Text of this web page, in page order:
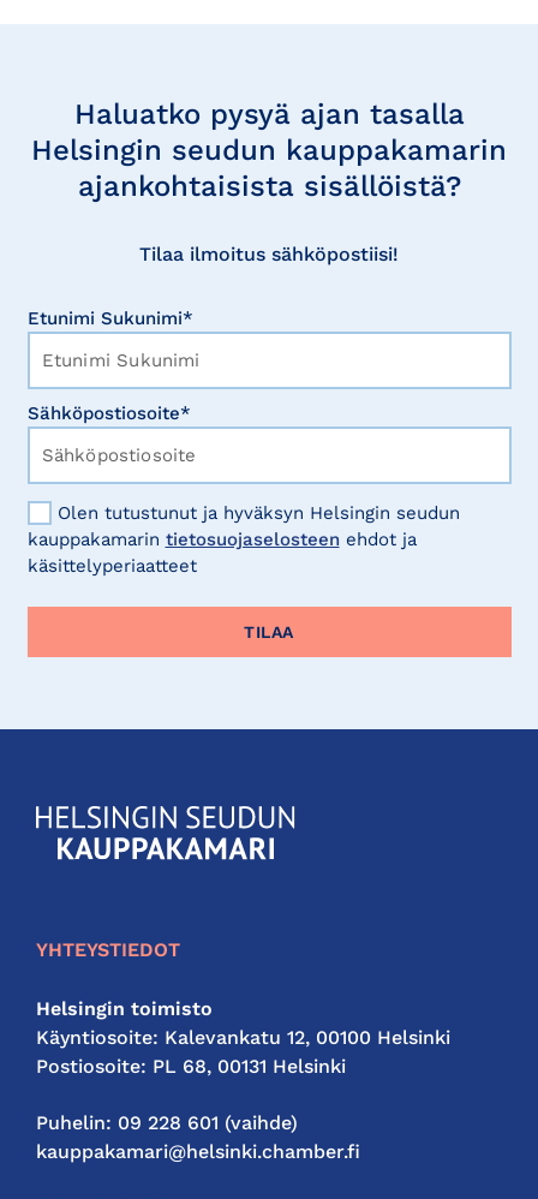
Haluatko pysyä ajan tasalla
Helsingin seudun kauppakamarin
ajankohtaisista sisällöistä?
Tilaa ilmoitus sähköpostiisi!
Etunimi Sukunimi*
Sähköpostiosoite*
Olen tutustunut ja hyväksyn Helsingin seudun
kauppakamarin tietosuojaselosteen ehdot ja
käsittelyperiaatteet
KauppakamariHelsingin
seudun
YHTEYSTIEDOT
Helsingin toimisto
Käyntiosoite: Kalevankatu 12, 00100 Helsinki
Postiosoite: PL 68, 00131 Helsinki
Puhelin: 09 228 601 (vaihde)
kauppakamari@helsinki.chamber.fi